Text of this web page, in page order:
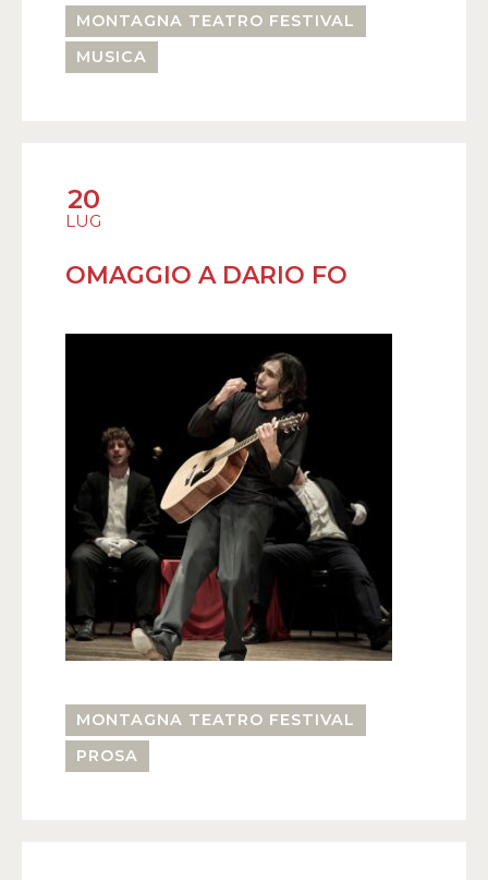
MONTAGNA TEATRO FESTIVAL
MUSICA
20
LUG
OMAGGIO A DARIO FO
MONTAGNA TEATRO FESTIVAL
PROSA